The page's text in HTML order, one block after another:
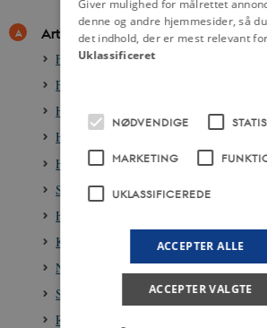
Artikler
Frederikssund
Frederiksværk
Helsingør
Hillerød
Hørsholm
Slangerup
Holbæk
Kalundborg
Nykøbing Sj.
Stigs Bjergby
Roskilde
Giver mulighed for målrettet
denne og andre hjemmesider, så
det indhold, der er mest relevant
Uklassificeret
NØDVENDIGE
MARKETING
UKLASSIFICEREDE
ACCEPTER ALLE
ACCEPTER VALGTE